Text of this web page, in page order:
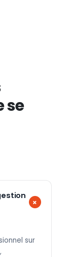
se
sur